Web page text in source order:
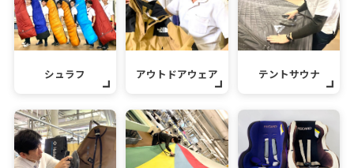
シュラフ アウトドアウェア テントサウナ